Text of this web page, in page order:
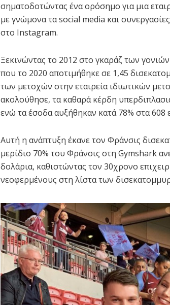
σηματοδοτώντας ένα ορόσημο για μια
με γνώμονα τα social media και
στο Instagram.
Ξεκινώντας το 2012 στο γκαράζ των
που το 2020 αποτιμήθηκε σε 1,45
των μετοχών στην εταιρεία ιδιωτικών
ακολούθησε, τα καθαρά κέρδη
ενώ τα έσοδα αυξήθηκαν κατά 78% στα 608
Αυτή η ανάπτυξη έκανε τον Φράνσις
μερίδιο 70% του Φράνσις στη Gymshark
δολάρια, καθιστώντας τον 30χρονο
νεοφερμένους στη λίστα των